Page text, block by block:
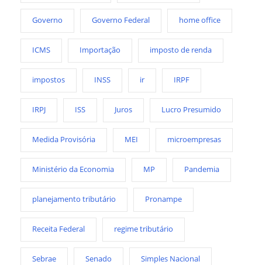
Governo Governo Federal home office
ICMS Importação imposto de renda
impostos INSS ir IRPF
IRPJ ISS Juros Lucro Presumido
Medida Provisória MEI microempresas
Ministério da Economia MP Pandemia
planejamento tributário Pronampe
Receita Federal regime tributário
Sebrae Senado Simples Nacional